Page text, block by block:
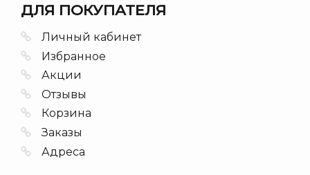
ДЛЯ ПОКУПАТЕЛЯ
Личный кабинет
Избранное
Акции
Отзывы
Корзина
Заказы
Адреса